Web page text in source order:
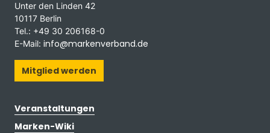
Unter den Linden 42
10117 Berlin
Tel.: +49 30 206168-0
E-Mail: info@markenverband.de
Mitglied werden
Veranstaltungen
Marken-Wiki